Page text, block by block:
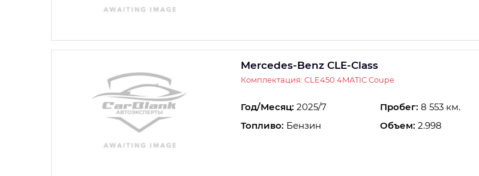
Mercedes-Benz CLE-Class
Комплектация: CLE450 4MATIC Coupe
Год/Месяц: 2025/7 Пробег: 8 553 км.
Топливо: Бензин Объем: 2.998